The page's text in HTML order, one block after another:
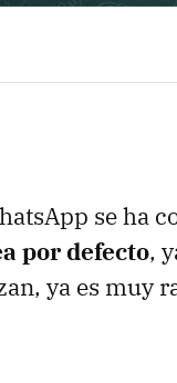
se ha
por defecto,
ya es muy